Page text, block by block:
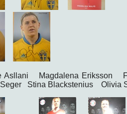
Asllani Magdalena Eriksson
Stina Blackstenius Olivia